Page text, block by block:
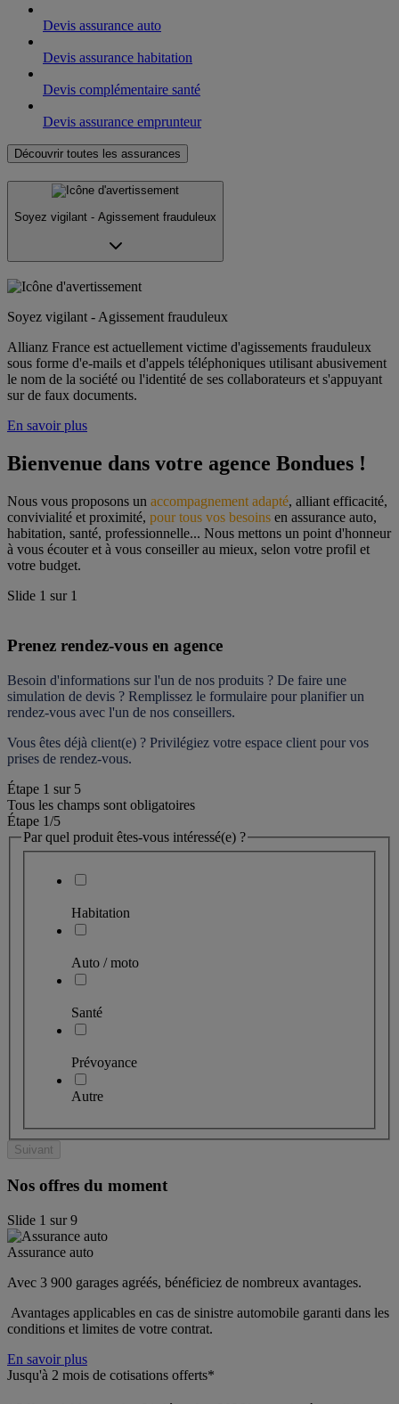
Devis assurance auto
Devis assurance habitation
Devis complémentaire santé
Devis assurance emprunteur
Découvrir toutes les assurances
Soyez vigilant - Agissement frauduleux
Soyez vigilant - Agissement frauduleux
Allianz France est actuellement victime d'agissements frauduleux
sous forme d'e-mails et d'appels téléphoniques utilisant abusivement
le nom de la société ou l'identité de ses collaborateurs et s'appuyant
sur de faux documents.
En savoir plus
Bienvenue dans votre agence Bondues !
Nous vous proposons un accompagnement adapté, alliant efficacité,
convivialité et proximité, pour tous vos besoins en assurance auto,
habitation, santé, professionnelle... Nous mettons un point d'honneur
à vous écouter et à vous conseiller au mieux, selon votre profil et
votre budget.
Slide 1 sur 1
Prenez rendez-vous en agence
Besoin d'informations sur l'un de nos produits ? De faire une
simulation de devis ? Remplissez le formulaire pour planifier un
rendez-vous avec l'un de nos conseillers.
Vous êtes déjà client(e) ? Privilégiez votre espace client pour vos
prises de rendez-vous.
Étape 1 sur 5
Tous les champs sont obligatoires
Étape 1/5
Par quel produit êtes-vous intéressé(e) ?
Habitation
Auto / moto
Santé
Prévoyance
Autre
Suivant
Nos offres du moment
Slide 1 sur9
Assurance auto
Avec 3 900 garages agréés, bénéficiez de nombreux avantages.
Avantages applicables en cas de sinistre automobile garanti dans les
conditions et limites de votre contrat.
En savoir plus
Jusqu'à 2 mois de cotisations offerts*